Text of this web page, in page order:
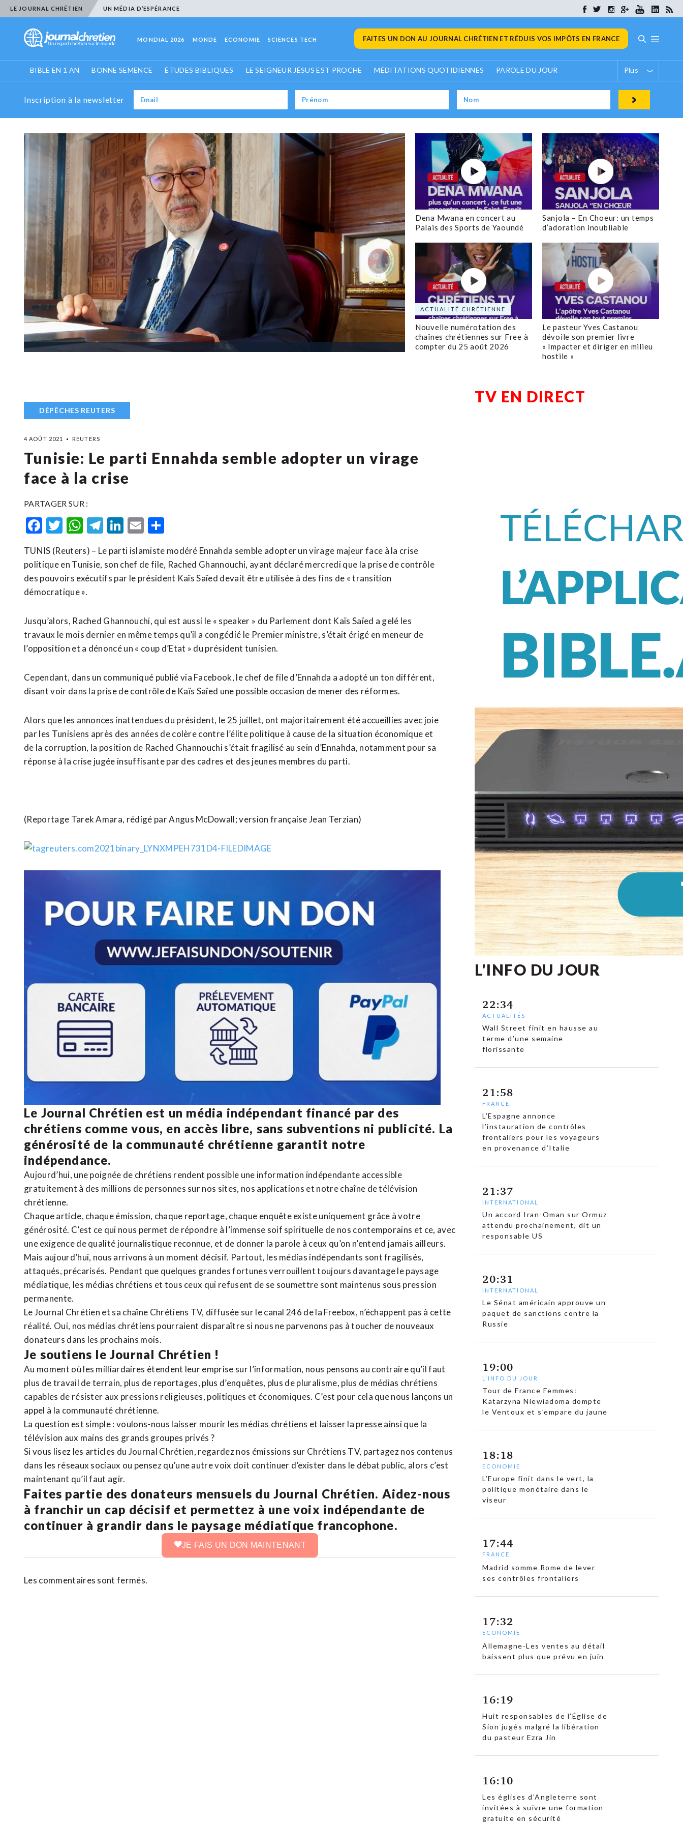
LE JOURNAL CHRÉTIEN UN MÉDIA D’ESPÉRANCE
MONDIAL 2026 MONDE ECONOMIE SCIENCES TECH FAITES UN DON AU JOURNAL CHRÉTIEN ET RÉDUIS VOS IMPÔTS EN FRANCE
BIBLE EN 1 AN BONNE SEMENCE ÉTUDES BIBLIQUES LE SEIGNEUR JÉSUS EST PROCHE MÉDITATIONS QUOTIDIENNES PAROLE DU JOUR Plus
Inscription à la newsletter
Dena Mwana en concert au
Palais des Sports de Yaoundé
Sanjola – En Choeur: un temps
d’adoration inoubliable
ACTUALITÉ CHRÉTIENNE
Nouvelle numérotation des
chaînes chrétiennes sur Free à
compter du 25 août 2026
Le pasteur Yves Castanou
dévoile son premier livre
« Impacter et diriger en milieu
hostile »
DÉPÊCHES REUTERS
4 AOÛT 2021 REUTERS
Tunisie: Le parti Ennahda semble adopter un virage
face à la crise
PARTAGER SUR :
Facebook
Twitter
WhatsApp
Telegram
LinkedIn
Email
TUNIS (Reuters) – Le parti islamiste modéré Ennahda semble adopter un virage majeur face à la crise
politique en Tunisie, son chef de file, Rached Ghannouchi, ayant déclaré mercredi que la prise de contrôle
des pouvoirs exécutifs par le président Kaïs Saïed devait être utilisée à des fins de « transition
démocratique ».
Jusqu’alors, Rached Ghannouchi, qui est aussi le « speaker » du Parlement dont Kaïs Saïed a gelé les
travaux le mois dernier en même temps qu’il a congédié le Premier ministre, s’était érigé en meneur de
l’opposition et a dénoncé un « coup d’Etat » du président tunisien.
Cependant, dans un communiqué publié via Facebook, le chef de file d’Ennahda a adopté un ton différent,
disant voir dans la prise de contrôle de Kaïs Saïed une possible occasion de mener des réformes.
Alors que les annonces inattendues du président, le 25 juillet, ont majoritairement été accueillies avec joie
par les Tunisiens après des années de colère contre l’élite politique à cause de la situation économique et
de la corruption, la position de Rached Ghannouchi s’était fragilisé au sein d’Ennahda, notamment pour sa
réponse à la crise jugée insuffisante par des cadres et des jeunes membres du parti.
(Reportage Tarek Amara, rédigé par Angus McDowall; version française Jean Terzian)
Le Journal Chrétien est un média indépendant financé par des
chrétiens comme vous, en accès libre, sans subventions ni publicité. La
générosité de la communauté chrétienne garantit notre
indépendance.
Aujourd’hui, une poignée de chrétiens rendent possible une information indépendante accessible
gratuitement à des millions de personnes sur nos sites, nos applications et notrechaîne de télévision
chrétienne.
Chaque article, chaque émission, chaque reportage, chaque enquête existe uniquement grâce à votre
générosité. C’est ce qui nous permet de répondre à l’immense soif spirituelle de nos contemporains et ce, avec
une exigence de qualité journalistique reconnue, et de donner la parole à ceux qu’on n’entend jamais ailleurs.
Mais aujourd’hui, nous arrivons à un moment décisif. Partout, les médias indépendants sont fragilisés,
attaqués, précarisés. Pendant que quelques grandes fortunes verrouillent toujours davantage le paysage
médiatique, les médias chrétiens et tous ceux qui refusent de se soumettre sont maintenus sous pression
permanente.
Le Journal Chrétien et sa chaîne Chrétiens TV, diffusée sur le canal 246 de la Freebox, n’échappent pas à cette
réalité. Oui, nos médias chrétiens pourraient disparaître si nous ne parvenons pas à toucher de nouveaux
donateurs dans les prochains mois.
Je soutiens le Journal Chrétien !
Au moment où les milliardaires étendent leur emprise sur l’information, nous pensons au contraire qu’il faut
plus de travail de terrain, plus de reportages, plus d’enquêtes, plus de pluralisme, plus de médias chrétiens
capables de résister aux pressions religieuses, politiques et économiques. C’est pour cela que nous lançons un
appel à la communauté chrétienne.
La question est simple : voulons-nous laisser mourir les médias chrétiens et laisser la presse ainsi que la
télévision aux mains des grands groupes privés ?
Si vous lisez les articles du Journal Chrétien, regardez nos émissions sur Chrétiens TV, partagez nos contenus
dans les réseaux sociaux ou pensez qu’une autre voix doit continuer d’exister dans le débat public, alors c’est
maintenant qu’il faut agir.
Faites partie des donateurs mensuels du Journal Chrétien. Aidez-nous
à franchir un cap décisif et permettez à une voix indépendante de
continuer à grandir dans le paysage médiatique francophone.
JE FAIS UN DON MAINTENANT
Les commentaires sont fermés.
TV EN DIRECT
L'INFO DU JOUR
22:34
ACTUALITÉS
Wall Street finit en hausse au
terme d’une semaine
florissante
21:58
FRANCE
L’Espagne annonce
l’instauration de contrôles
frontaliers pour les voyageurs
en provenance d’Italie
21:37
INTERNATIONAL
Un accord Iran-Oman sur Ormuz
attendu prochainement, dit un
responsable US
20:31
INTERNATIONAL
Le Sénat américain approuve un
paquet de sanctions contre la
Russie
19:00
L'INFO DU JOUR
Tour de France Femmes:
Katarzyna Niewiadoma dompte
le Ventoux et s’empare du jaune
18:18
ECONOMIE
L’Europe finit dans le vert, la
politique monétaire dans le
viseur
17:44
FRANCE
Madrid somme Rome de lever
ses contrôles frontaliers
17:32
ECONOMIE
Allemagne-Les ventes au détail
baissent plus que prévu en juin
16:19
Huit responsables de l’Église de
Sion jugés malgré la libération
du pasteur Ezra Jin
16:10
Les églises d’Angleterre sont
invitées à suivre une formation
gratuite en sécurité